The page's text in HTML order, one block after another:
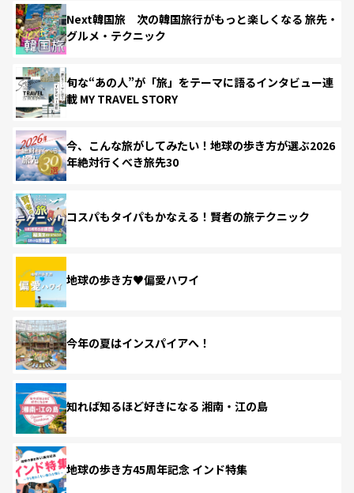
Next韓国旅 次の韓国旅行がもっと楽しくなる 旅先・
グルメ・テクニック
旬な“あの人”が「旅」をテーマに語るインタビュー連
載 MY TRAVEL STORY
今、こんな旅がしてみたい！地球の歩き方が選ぶ2026
年絶対行くべき旅先30
コスパもタイパもかなえる！賢者の旅テクニック
地球の歩き方♥偏愛ハワイ
今年の夏はインスパイアへ！
知れば知るほど好きになる 湘南・江の島
地球の歩き方45周年記念 インド特集